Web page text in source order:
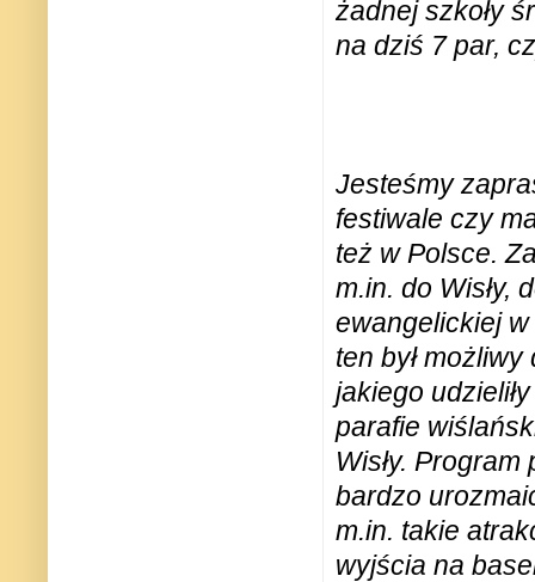
żadnej szkoły
na dziś 7 par,
Jesteśmy
festiwale czy
też w Polsce.
m.in. do Wisły,
ewangelickiej
ten był
jakiego
parafie
Wisły. Program
bardzo
m.in. takie
wyjścia na